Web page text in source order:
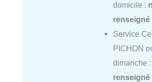
domicile :
renseigné
Service
PICHON
dimanche :
renseigné